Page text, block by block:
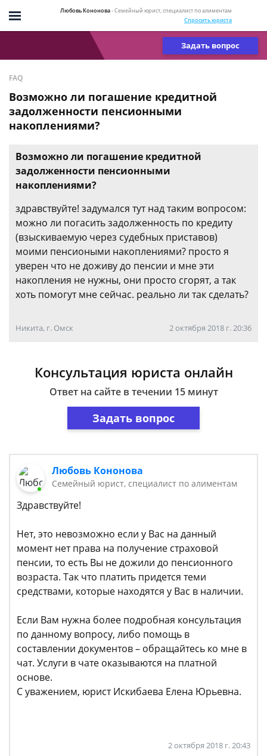
Любовь Кононова- Семейный юрист, специалист по алиментам
Спросить юриста
Задать вопрос
FAQ
Возможно ли погашение кредитной
задолженности пенсионными
накоплениями?
Возможно ли погашение кредитной
задолженности пенсионными
накоплениями?
здравствуйте! задумался тут над таким вопросом:
можно ли погасить задолженность по кредиту
(взыскиваемую через судебных приставов)
моими пенсиоными накоплениями? просто я
уверен что не доживу до пенсии и мне эти
накопления не нужны, они просто сгорят, а так
хоть помогут мне сейчас. реально ли так сделать?
Никита, г. Омск 2 октября 2018 г. 20:36
Консультация юриста онлайн
Ответ на сайте в течении 15 минут
Задать вопрос
Любовь Кононова
Семейный юрист, специалист по алиментам
Здравствуйте!
Нет, это невозможно если у Вас на данный
момент нет права на получение страховой
пенсии, то есть Вы не дожили до пенсионного
возраста. Так что платить придется теми
средствами, которые находятся у Вас в наличии.
Если Вам нужна более подробная консультация
по данному вопросу, либо помощь в
составлении документов – обращайтесь ко мне в
чат. Услуги в чате оказываются на платной
основе.
С уважением, юрист Искибаева Елена Юрьевна.
2 октября 2018 г. 20:43